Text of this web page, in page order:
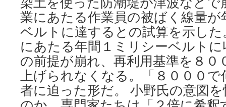
業にあたる作業員の被ばく線量
ベルトに達するとの試算を示し
にあたる年間１ミリシーベルト
の前提が崩れ、再利用基準を８
上げられなくなる。「８０００
者に迫った形だ。 小野氏の意図